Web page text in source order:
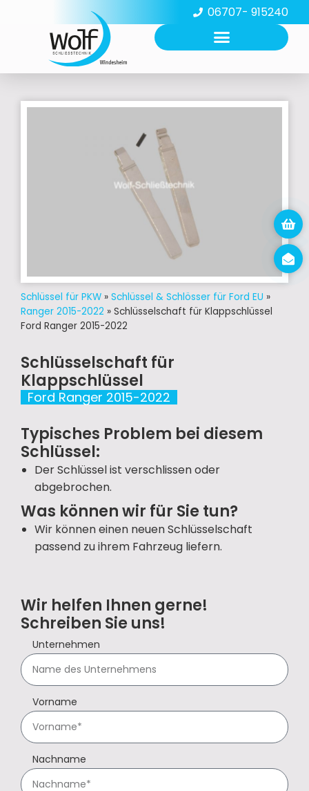
06707- 915240
Schlüssel für PKW » Schlüssel & Schlösser für Ford EU »
Ranger 2015-2022 » Schlüsselschaft für Klappschlüssel
Ford Ranger 2015-2022
Schlüsselschaft für
Klappschlüssel
Ford Ranger 2015-2022
Typisches Problem bei diesem
Schlüssel:
Der Schlüssel ist verschlissen oder
abgebrochen.
Was können wir für Sie tun?
Wir können einen neuen Schlüsselschaft
passend zu ihrem Fahrzeug liefern.
Wir helfen Ihnen gerne!
Schreiben Sie uns!
Unternehmen
Vorname
Nachname